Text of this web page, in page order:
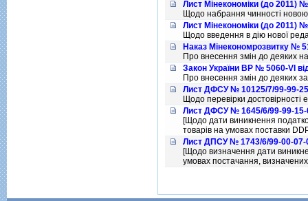
Лист Мінекономіки (до 2011)
Щодо набрання чинностi
Лист Мінекономіки (до 2011)
Щодо введення в дiю нової
Наказ Мiнекономрозвитку №
Про внесення змiн до деяких
Закон України ВР № 5060-VI
Про внесення змiн до деяких
Лист ДФСУ № 10125/7/99-99-
Щодо перевiрки достовiрностi
Лист ДФСУ № 1645/6/99-99-15-
[Щодо дати виникнення
товарiв на умовах поставки
Лист ДПСУ № 1743/6/99-00-07-
[Щодо визначення дати
умовах постачання,